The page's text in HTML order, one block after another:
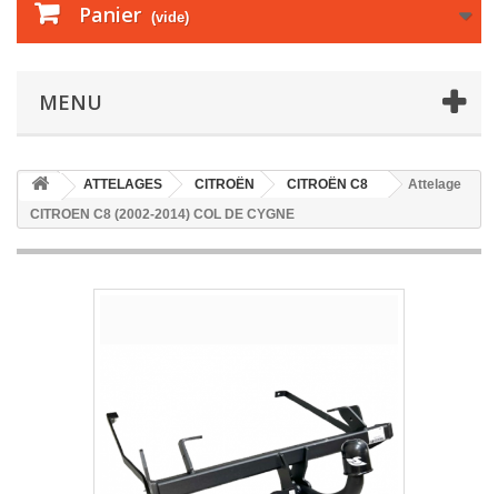
Panier (vide)
MENU
ATTELAGES CITROËN CITROËN C8
Attelage
CITROEN C8 (2002-2014) COL DE CYGNE